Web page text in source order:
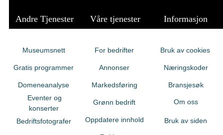
Andre Tjenester Våre tjenester Informasjon
Museumsnett
Gratis programmer
Domeneanalyse
Eventer og
konserter
Bedriftsfotografer
For bedrifter
Annonser
Markedsføring
Grønn bedrift
Oppdatere innhold
Bruk av cookies
Næringskoder
Bransjesøk
Om oss
Bruk av siden